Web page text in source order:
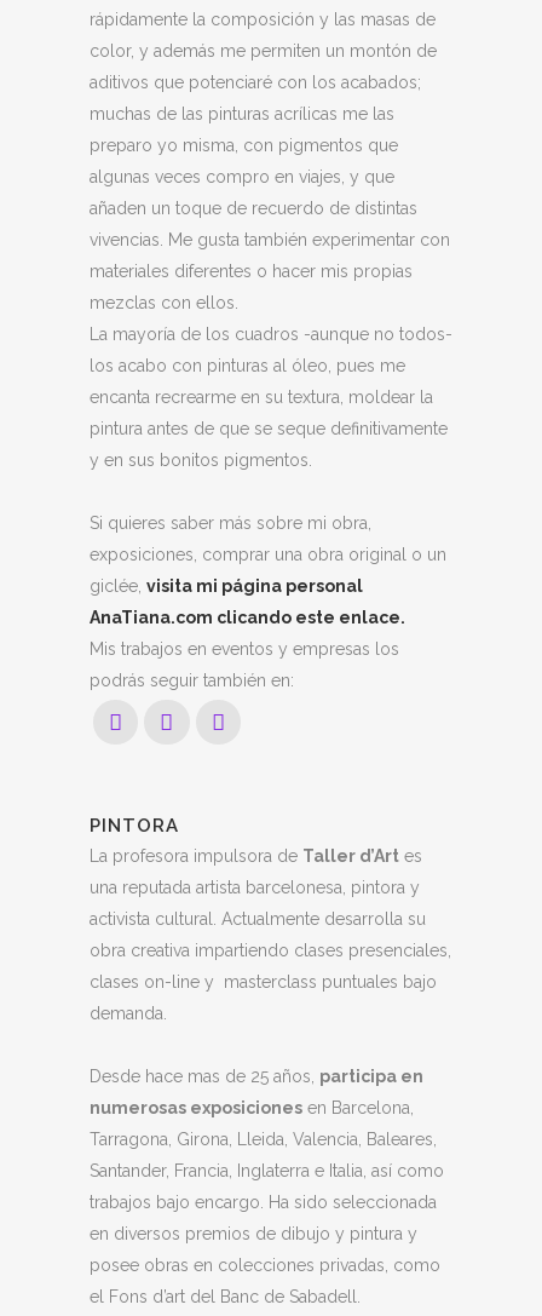
rápidamente la composición y las masas de
color, y además me permiten un montón de
aditivos que potenciaré con los acabados;
muchas de las pinturas acrílicas me las
preparo yo misma, con pigmentos que
algunas veces compro en viajes, y que
añaden un toque de recuerdo de distintas
vivencias. Me gusta también experimentar con
materiales diferentes o hacer mis propias
mezclas con ellos.
La mayoría de los cuadros -aunque no todos-
los acabo con pinturas al óleo, pues me
encanta recrearme en su textura, moldear la
pintura antes de que se seque definitivamente
y en sus bonitos pigmentos.
Si quieres saber más sobre mi obra,
exposiciones, comprar una obra original o un
giclée, visita mi página personal
AnaTiana.com clicando este enlace.
Mis trabajos en eventos y empresas los
podrás seguir también en:
PINTORA
La profesora impulsora de Taller d’Art es
una reputada artista barcelonesa, pintora y
activista cultural. Actualmente desarrolla su
obra creativa impartiendo clases presenciales,
clases on-line y masterclass puntuales bajo
demanda.
Desde hace mas de 25 años, participa en
numerosas exposiciones en Barcelona,
Tarragona, Girona, Lleida, Valencia, Baleares,
Santander, Francia, Inglaterra e Italia, así como
trabajos bajo encargo. Ha sido seleccionada
en diversos premios de dibujo y pintura y
posee obras en colecciones privadas, como
el Fons d’art del Banc de Sabadell.